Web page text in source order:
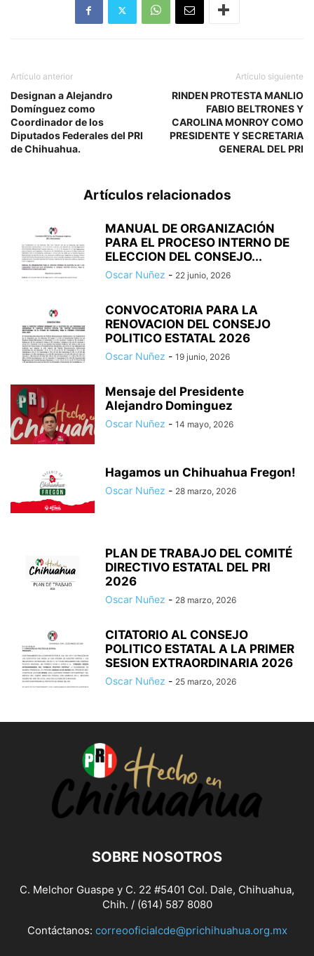
Artículo anterior
Designan a Alejandro
Domínguez como
Coordinador de los
Diputados Federales del PRI
de Chihuahua.
Artículo siguiente
RINDEN PROTESTA MANLIO
FABIO BELTRONES Y
CAROLINA MONROY COMO
PRESIDENTE Y SECRETARIA
GENERAL DEL PRI
Artículos relacionados
MANUAL DE ORGANIZACIÓN
PARA EL PROCESO INTERNO DE
ELECCION DEL CONSEJO...
Oscar Nuñez - 22 junio, 2026
CONVOCATORIA PARA LA
RENOVACION DEL CONSEJO
POLITICO ESTATAL 2026
Oscar Nuñez - 19 junio, 2026
Mensaje del Presidente
Alejandro Dominguez
Oscar Nuñez - 14 mayo, 2026
Hagamos un Chihuahua Fregon!
Oscar Nuñez - 28 marzo, 2026
PLAN DE TRABAJO DEL COMITÉ
DIRECTIVO ESTATAL DEL PRI
2026
Oscar Nuñez - 28 marzo, 2026
CITATORIO AL CONSEJO
POLITICO ESTATAL A LA PRIMER
SESION EXTRAORDINARIA 2026
Oscar Nuñez - 25 marzo, 2026
SOBRE NOSOTROS
C. Melchor Guaspe y C. 22 #5401 Col. Dale, Chihuahua,
Chih. / (614) 587 8080
Contáctanos: correooficialcde@prichihuahua.org.mx